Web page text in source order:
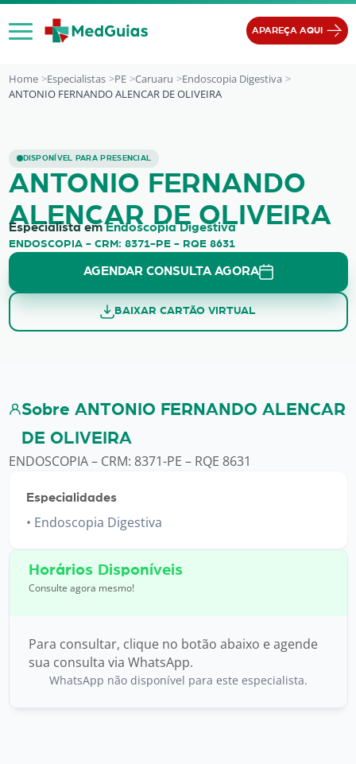
Ir para o conteúdo
APAREÇA AQUI
Home Especialistas PE Caruaru
Endoscopia Digestiva
ANTONIO FERNANDO ALENCAR DE OLIVEIRA
DISPONÍVEL PARA PRESENCIAL
ANTONIO FERNANDO ALENCAR DE
ANTONIO FERNANDO
ALENCAR DE OLIVEIRA
Especialista emEndoscopia Digestiva
ENDOSCOPIA - CRM: 8371-PE - RQE 8631
AGENDAR CONSULTA AGORA
BAIXAR CARTÃO VIRTUAL
Sobre ANTONIO FERNANDO ALENCAR
DE OLIVEIRA
ENDOSCOPIA – CRM: 8371-PE – RQE 8631
Especialidades
Endoscopia Digestiva
Horários Disponíveis
Consulte agora mesmo!
Para consultar, clique no botão abaixo e agende
sua consulta via WhatsApp.
WhatsApp não disponível para este especialista.